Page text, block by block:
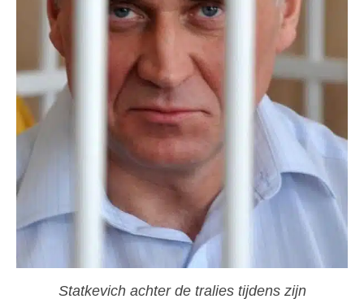
Statkevich achter de tralies tijdens zijn